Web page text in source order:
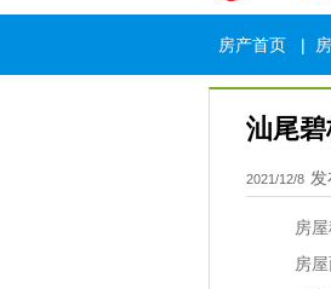
房产首页 |
汕尾
2021/12/8
房屋
房屋